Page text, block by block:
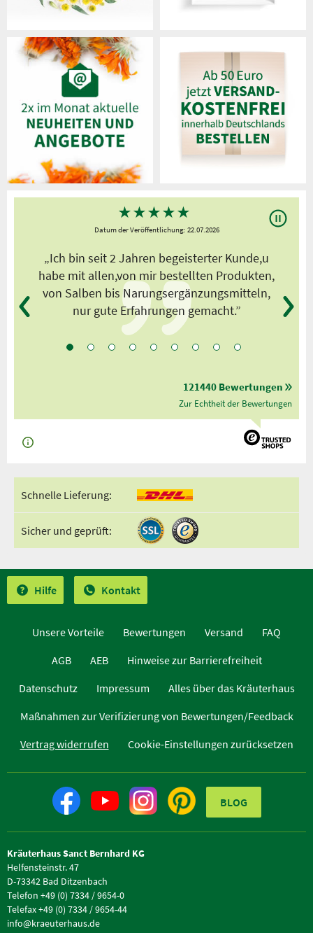
★★★★★
Datum der Veröffentlichung: 22.07.2026
„Ich bin seit 2 Jahren begeisterter Kunde,u
habe mit allen,von mir bestellten Produkten,
von Salben bis Narungsergänzungsmitteln,
nur gute Erfahrungen gemacht.”
121440 Bewertungen
Zur Echtheit der Bewertungen
Schnelle Lieferung:
Sicher und geprüft:
Hilfe Kontakt
Unsere Vorteile Bewertungen Versand
FAQ
AGB
AEB
Hinweise zur Barrierefreiheit
Datenschutz
Impressum
Alles über das Kräuterhaus
Maßnahmen zur Verifizierung von Bewertungen/Feedback
Vertrag widerrufen
Cookie-Einstellungen zurücksetzen
BLOG
Kräuterhaus Sanct Bernhard KG
Helfensteinstr. 47
D-73342 Bad Ditzenbach
Telefon +49 (0) 7334 / 9654-0
Telefax +49 (0) 7334 / 9654-44
info@kraeuterhaus.de